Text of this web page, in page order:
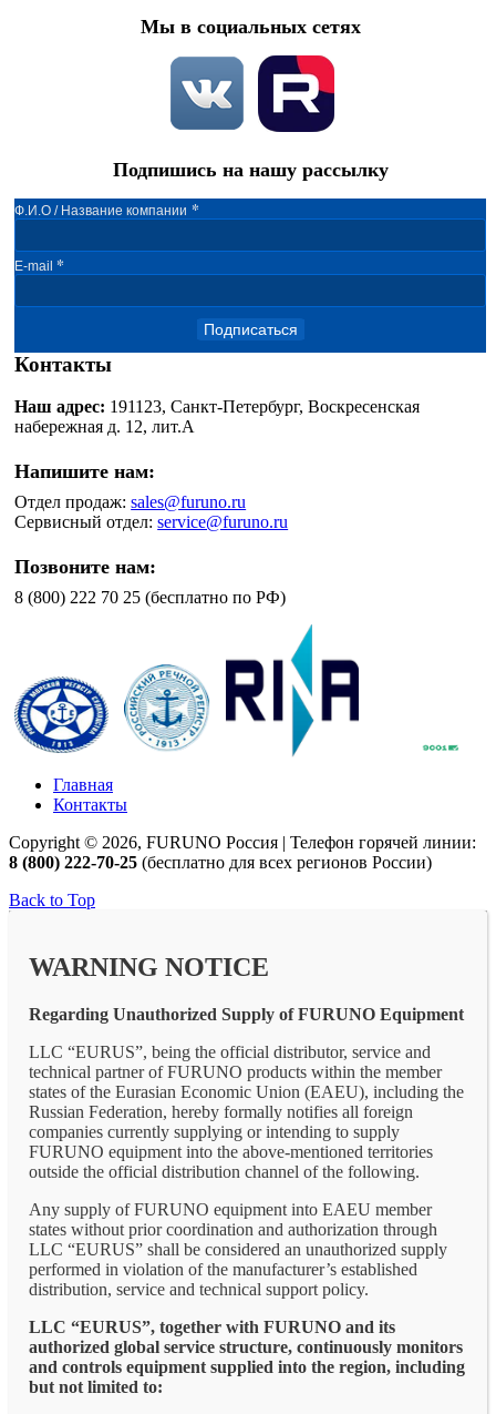
Мы в социальных сетях
Подпишись на нашу рассылку
Ф.И.О / Название компании *
E-mail *
Подписаться
Контакты
Наш адрес: 191123, Санкт-Петербург, Воскресенская
набережная д. 12, лит.А
Напишите нам:
Отдел продаж:sales@furuno.ru
Сервисный отдел:service@furuno.ru
Позвоните нам:
8 (800) 222 70 25 (бесплатно по РФ)
Главная
Контакты
Copyright © 2026, FURUNO Россия | Телефон горячей линии:
8 (800) 222-70-25 (бесплатно для всех регионов России)
Back to Top
WARNING NOTICE
Regarding Unauthorized Supply of FURUNO Equipment
LLC “EURUS”, being the official distributor, service and
technical partner of FURUNO products within the member
states of the Eurasian Economic Union (EAEU), including the
Russian Federation, hereby formally notifies all foreign
companies currently supplying or intending to supply
FURUNO equipment into the above-mentioned territories
outside the official distribution channel of the following.
Any supply of FURUNO equipment into EAEU member
states without prior coordination and authorization through
LLC “EURUS” shall be considered an unauthorized supply
performed in violation of the manufacturer’s established
distribution, service and technical support policy.
LLC “EURUS”, together with FURUNO and its
authorized global service structure, continuously monitors
and controls equipment supplied into the region, including
but not limited to: